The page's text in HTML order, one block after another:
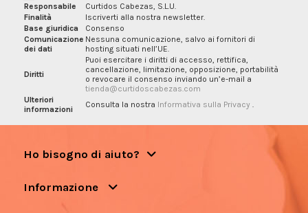
Responsabile
Curtidos Cabezas, S.L.U.
Finalità
Iscriverti alla nostra newsletter.
Base giuridica
Consenso
Comunicazione
dei dati
Nessuna comunicazione, salvo ai fornitori di
hosting situati nell’UE.
Diritti
Puoi esercitare i diritti di accesso, rettifica,
cancellazione, limitazione, opposizione, portabilità
o revocare il consenso inviando un’e-mail a
tienda@curtidoscabezas.com
Ulteriori
informazioni
Consulta la nostra Informativa sulla Privacy
Ho bisogno di aiuto?
Informazione